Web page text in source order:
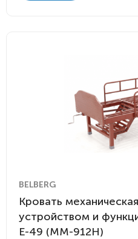
BELBERG
Кровать
устройством и
Е-49 (MM-912Н)